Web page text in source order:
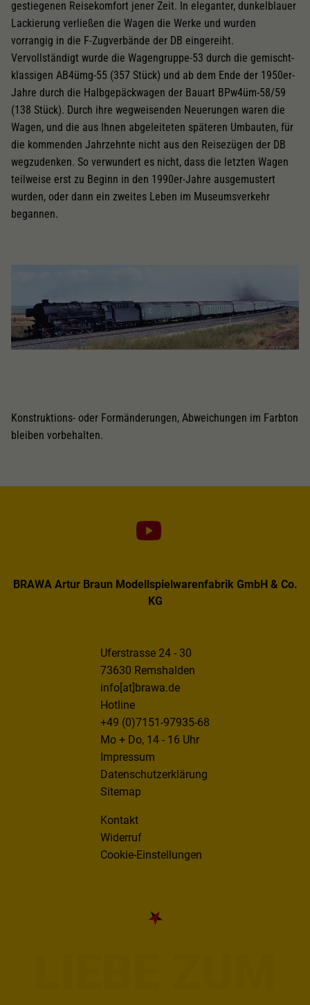
gestiegenen Reisekomfort jener Zeit. In eleganter, dunkelblauer
Lackierung verließen die Wagen die Werke und wurden
vorrangig in die F-Zugverbände der DB eingereiht.
Vervollständigt wurde die Wagengruppe-53 durch die gemischt-
klassigen AB4ümg-55 (357 Stück) und ab dem Ende der 1950er-
Jahre durch die Halbgepäckwagen der Bauart BPw4üm-58/59
(138 Stück). Durch ihre wegweisenden Neuerungen waren die
Wagen, und die aus Ihnen abgeleiteten späteren Umbauten, für
die kommenden Jahrzehnte nicht aus den Reisezügen der DB
wegzudenken. So verwundert es nicht, dass die letzten Wagen
teilweise erst zu Beginn in den 1990er-Jahre ausgemustert
wurden, oder dann ein zweites Leben im Museumsverkehr
begannen.
Konstruktions- oder Formänderungen, Abweichungen im Farbton
bleiben vorbehalten.
BRAWA Artur Braun Modellspielwarenfabrik GmbH & Co.
KG
Uferstrasse 24 - 30
73630 Remshalden
info[at]brawa.de
Hotline
+49 (0)7151-97935-68
Mo + Do, 14 - 16 Uhr
Impressum
Datenschutzerklärung
Sitemap
Kontakt
Widerruf
Cookie-Einstellungen